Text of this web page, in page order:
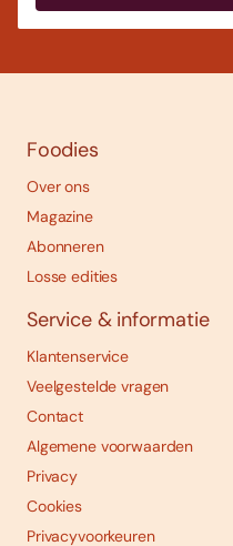
Foodies
Over ons
Magazine
Abonneren
Losse edities
Service & informatie
Klantenservice
Veelgestelde vragen
Contact
Algemene voorwaarden
Privacy
Cookies
Privacyvoorkeuren